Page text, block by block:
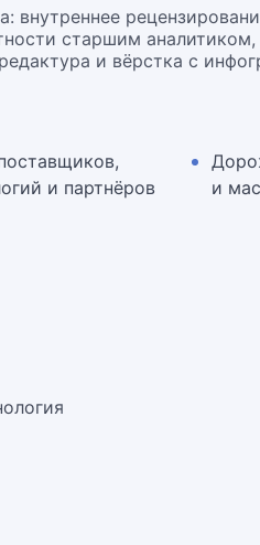
внутреннее
старшим аналитиком,
и вёрстка с
и партнёров
и